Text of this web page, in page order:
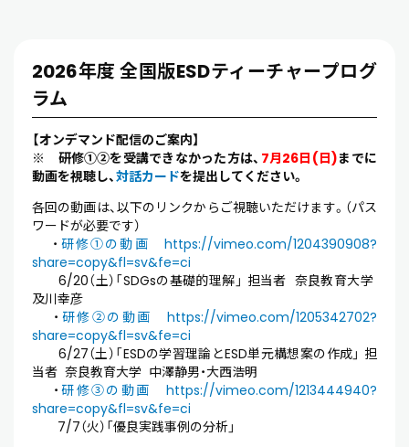
2026年度 全国版ESDティーチャープログ
ラム
【オンデマンド配信のご案内】
※ 研修➀➁を受講できなかった方は、 7月26日(日)までに
動画を視聴し、対話カードを提出してください。
各回の動画は、以下のリンクからご視聴いただけます。（パス
ワードが必要です）
・ 研修①の動画 https://vimeo.com/1204390908?
share=copy&fl=sv&fe=ci
6/20（土）「SDGsの基礎的理解」 担当者 奈良教育大学
及川幸彦
・ 研修②の動画 https://vimeo.com/1205342702?
share=copy&fl=sv&fe=ci
6/27（土）「ESDの学習理論とESD単元構想案の作成」 担
当者 奈良教育大学 中澤静男・大西浩明
・研修③の動画 https://vimeo.com/1213444940?
share=copy&fl=sv&fe=ci
7/7（火）「優良実践事例の分析」